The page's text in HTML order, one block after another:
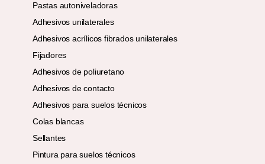
Pastas autoniveladoras
Adhesivos unilaterales
Adhesivos acrílicos fibrados unilaterales
Fijadores
Adhesivos de poliuretano
Adhesivos de contacto
Adhesivos para suelos técnicos
Colas blancas
Sellantes
Pintura para suelos técnicos